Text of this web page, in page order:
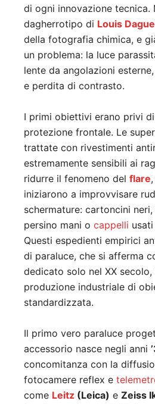
di ogni innovazione tecnica.
dagherrotipo di Louis
della fotografia chimica, e
un problema: la luce
lente da angolazioni
e perdita di contrasto.
I primi obiettivi erano privi
protezione frontale. Le
trattate con rivestimenti
estremamente sensibili ai
ridurre il fenomeno del flare
iniziarono a improvvisare
schermature: cartoncini
persino mani o cappelli
Questi espedienti empirici
di paraluce, che si afferma
dedicato solo nel XX secolo,
produzione industriale di
standardizzata.
Il primo vero paraluce
accessorio nasce negli anni
concomitanza con la
fotocamere reflex e
come Leitz (Leica) e Zeiss